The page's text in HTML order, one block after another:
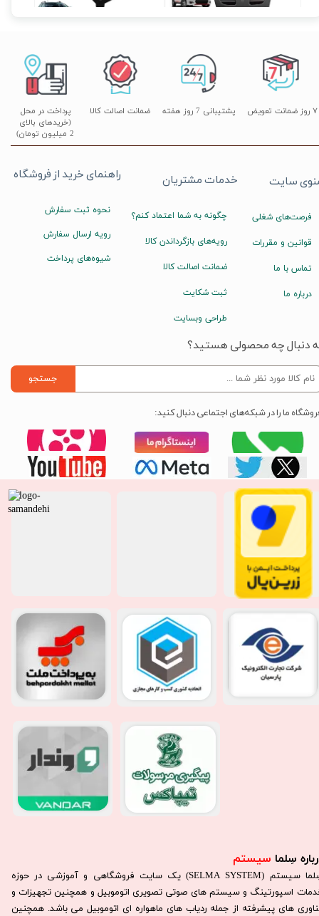
سِلما سیستم​​​​​​​
سِلما سيستم (SELMA SYSTEM) یک سایت فروشگاهی و آموزشی در حوزه
اسپورتینگ و سیستم های صوتی تصویری اتوموبیل و همچنین تجهیزات و
های پیشرفته از جمله ردیاب های ماهواره ای اتوموبیل می باشد. همچنين
پشتیبانی 7 روز هفته
پرداخت در محل
(خریدهای بالای
2 میلیون تومان)
۷ روز ضمانت تعویض ضمانت اصالت کالا
راهنمای خرید از فروشگاه
نحوه ثبت سفارش
رویه ارسال سفارش
شیوه‌های پرداخت
خدمات مشتریان
چگونه به شما اعتماد کنم؟
رویه‌های بازگرداندن کالا
ضمانت اصالت کالا
ثبت شکایت
طراحی وبسایت
سایت
فرصت‌های شغلی
قوانین و مقررات
تماس با ما
درباره ما
دنبال چه محصولی هستید؟
جستجو
ما را در شبکه‌های اجتماعی دنبال کنید: